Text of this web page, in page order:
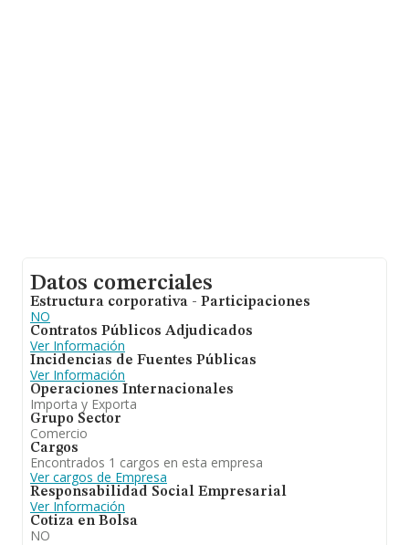
Datos comerciales
Estructura corporativa - Participaciones
NO
Contratos Públicos Adjudicados
Ver Información
Incidencias de Fuentes Públicas
Ver Información
Operaciones Internacionales
Importa y Exporta
Grupo Sector
Comercio
Cargos
Encontrados 1 cargos en esta empresa
Ver cargos de Empresa
Responsabilidad Social Empresarial
Ver Información
Cotiza en Bolsa
NO